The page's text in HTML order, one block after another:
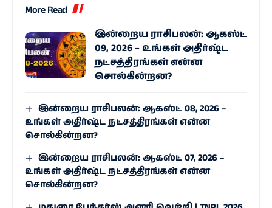
More Read
இன்றைய ராசிபலன்: ஆகஸ்ட்
09, 2026 – உங்கள் அதிர்ஷ்ட
நட்சத்திரங்கள் என்ன
சொல்கின்றன?
இன்றைய ராசிபலன்: ஆகஸ்ட் 08, 2026 –
உங்கள் அதிர்ஷ்ட நட்சத்திரங்கள் என்ன
சொல்கின்றன?
இன்றைய ராசிபலன்: ஆகஸ்ட் 07, 2026 –
உங்கள் அதிர்ஷ்ட நட்சத்திரங்கள் என்ன
சொல்கின்றன?